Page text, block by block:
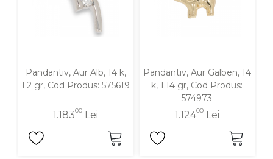
Pandantiv, Aur Alb, 14 k,
1.2 gr, Cod Produs: 575619
1.18300 Lei
Pandantiv, Aur Galben, 14
k, 1.14 gr, Cod Produs:
574973
1.12400Lei